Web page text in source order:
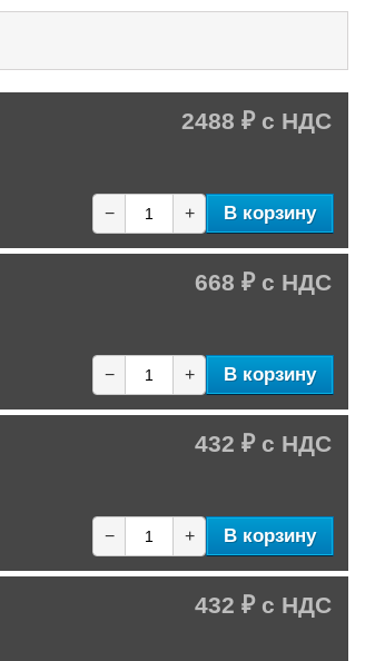
2488 ₽
− + В корзину
668 ₽
− + В корзину
432 ₽
− + В корзину
432 ₽